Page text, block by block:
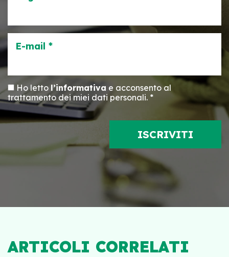
E-mail *
Ho letto l’informativa e acconsento al
trattamento dei miei dati personali. *
ARTICOLI CORRELATI